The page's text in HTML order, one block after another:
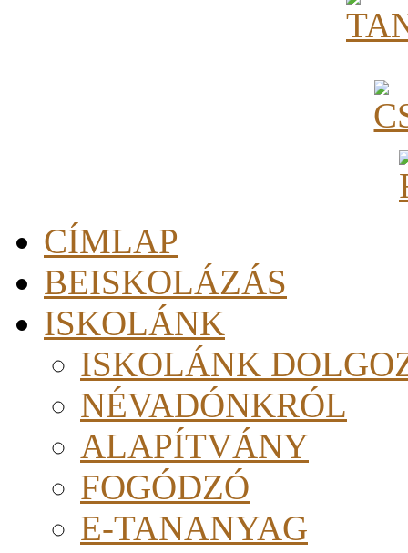
CÍMLAP
BEISKOLÁZÁS
ISKOLÁNK
ISKOLÁNK
NÉVADÓNKRÓL
ALAPÍTVÁNY
FOGÓDZÓ
E-TANANYAG